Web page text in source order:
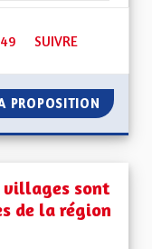
49 49 ABONNÉS
SUIVRE
PROPOSITION
villages sont
de la région